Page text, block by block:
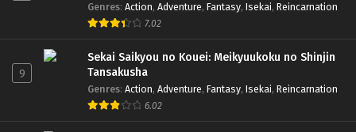
Genres: Action, Adventure, Fantasy, Isekai, Reincarnation
7.02
9
Sekai Saikyou no Kouei: Meikyuukoku no Shinjin
Tansakusha
Genres: Action, Adventure, Fantasy, Isekai, Reincarnation
6.02